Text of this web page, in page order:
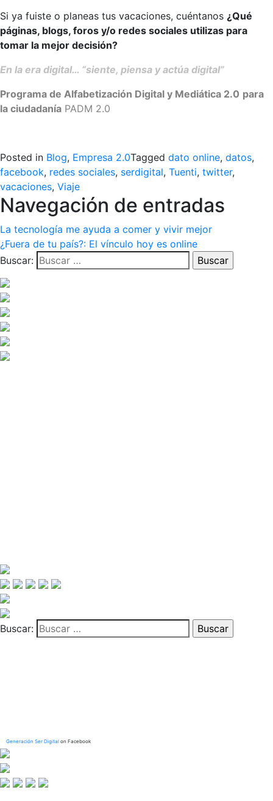
Si ya fuiste o planeas tus vacaciones, cuéntanos ¿Qué
páginas, blogs, foros y/o redes sociales utilizas para
tomar la mejor decisión?
En la era digital… “siente, piensa y actúa digital”
Programa de Alfabetización Digital y Mediática 2.0 para
la ciudadanía PADM 2.0
Posted in Blog, Empresa 2.0Tagged dato online, datos,
facebook, redes sociales, serdigital, Tuenti, twitter,
vacaciones, Viaje
Navegación de entradas
La tecnología me ayuda a comer y vivir mejor
¿Fuera de tu país?: El vínculo hoy es online
Buscar:
Buscar:
Generación Ser Digital on Facebook